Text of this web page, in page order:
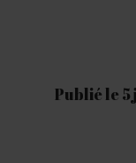
Publié le